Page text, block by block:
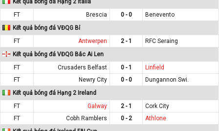
FT
Brescia 0 - 0
Benevento
Kết quả bóng đá VĐQG Bỉ
FT
Antwerpen 2 - 1
RFC Seraing
Kết quả bóng đá VĐQG Bắc Ai Len
FT
Crusaders Belfast 0 - 1
Linfield
FT
Newry City 0 - 0
Dungannon Swi.
Kết quả bóng đá Hạng 2 Ireland
FT
Galway 2 - 1
Cork City
FT
Cobh Ramblers 0 - 2
Athlone